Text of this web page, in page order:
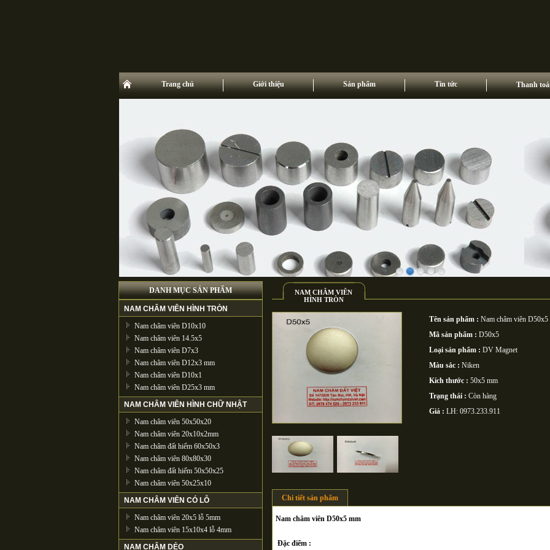
Trang chủ Giới thiệu Sản phẩm Tin tức Thanh
DANH MỤC SẢN PHẨM
NAM CHÂM VIÊN HÌNH TRÒN
Nam châm viên D10x10
Nam châm viên 14.5x5
Nam châm viên D7x3
Nam châm viên D12x3 mm
Nam châm viên D10x1
Nam châm viên D25x3 mm
NAM CHÂM VIÊN HÌNH CHỮ NHẬT
Nam châm viên 50x50x20
Nam châm viên 20x10x2mm
Nam châm đất hiếm 60x50x3
Nam châm viên 80x80x30
Nam châm đất hiếm 50x50x25
Nam châm viên 50x25x10
NAM CHÂM VIÊN CÓ LỖ
Nam châm viên 20x5 lỗ 5mm
Nam châm viên 15x10x4 lỗ 4mm
NAM CHÂM DẺO
NAM CHÂM VIÊN
HÌNH TRÒN
Tên sản phẩm : Nam châm viên D50x5
Mã sản phẩm : D50x5
Loại sản phẩm : DV Magnet
Màu sắc : Niken
Kích thước : 50x5 mm
Trạng thái : Còn hàng
Giá : LH: 0973.233.911
Chi tiết sản phẩm
Nam châm viên D50x5 mm
Đặc điểm :